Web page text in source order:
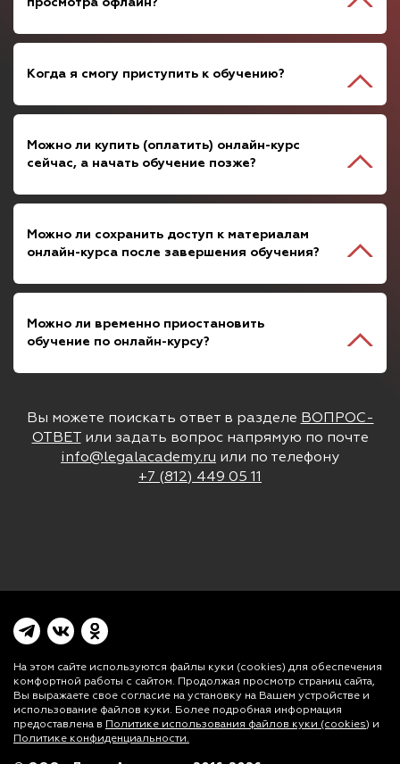
просмотра офлайн?
Когда я смогу приступить к обучению?
Можно ли купить (оплатить) онлайн-курс
сейчас, а начать обучение позже?
Можно ли сохранить доступ к материалам
онлайн-курса после завершения обучения?
Можно ли временно приостановить
обучение по онлайн-курсу?
Вы можете поискать ответ в разделе ВОПРОС-
ОТВЕТ
или задать вопрос напрямую по почте
info@legalacademy.ru или по телефону
+7 (812) 449 05 11
На этом сайте используются файлы куки (cookies) для обеспечения
комфортной работы с сайтом. Продолжая просмотр страниц сайта,
Вы выражаете свое согласие на установку на Вашем устройстве и
использование файлов куки. Более подробная информация
предоставлена в Политике использования файлов куки (cookies) и
Политике конфиденциальности.